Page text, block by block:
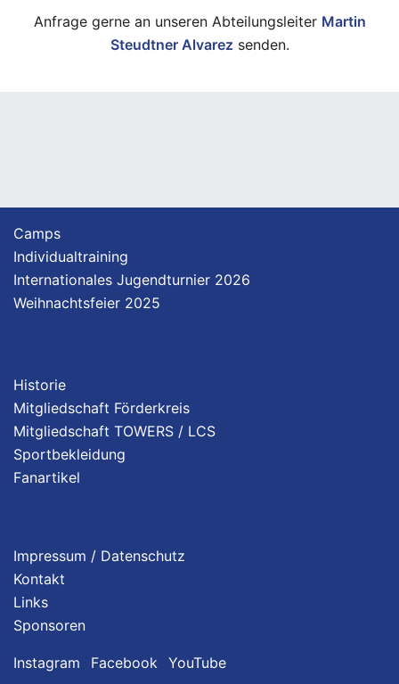
Anfrage gerne an unseren Abteilungsleiter Martin
Steudtner Alvarez senden.
Camps
Individualtraining
Internationales Jugendturnier 2026
Weihnachtsfeier 2025
Historie
Mitgliedschaft Förderkreis
Mitgliedschaft TOWERS / LCS
Sportbekleidung
Fanartikel
Impressum / Datenschutz
Kontakt
Links
Sponsoren
Instagram Facebook YouTube